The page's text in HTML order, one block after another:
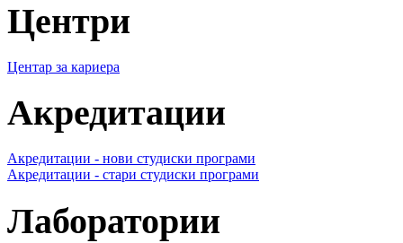
Центри
Центар за кариера
Акредитации
Акредитации - нови студиски програми
Акредитации - стари студиски програми
Лаборатории